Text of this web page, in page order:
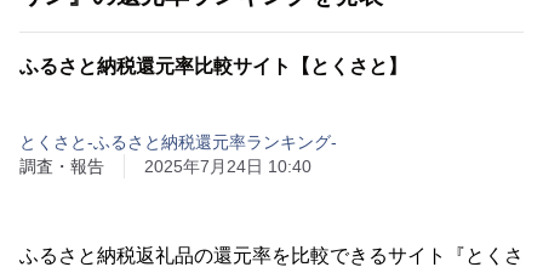
ふるさと納税還元率比較サイト【とくさと】
とくさと-ふるさと納税還元率ランキング-
調査・報告
2025年7月24日 10:40
ふるさと納税返礼品の還元率を比較できるサイト『とくさ